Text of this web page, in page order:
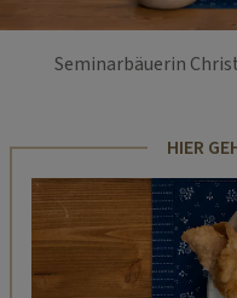
Seminarbäuerin
HIER